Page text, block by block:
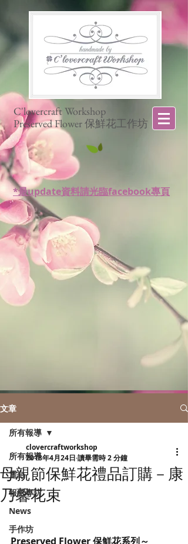
C'lovercraft Workshop
Preserved Flower 保鮮花工作坊
*最update資料請光臨facebook專頁
文章
所有報導
電台
報紙專訪
News
手作坊
所有報導
母親節保鮮花禮品訂購－康
乃馨花束
clovercraftworkshop
2018年4月24日 讀畢需時 2 分鐘
Preserved Flower 保鮮花系列～